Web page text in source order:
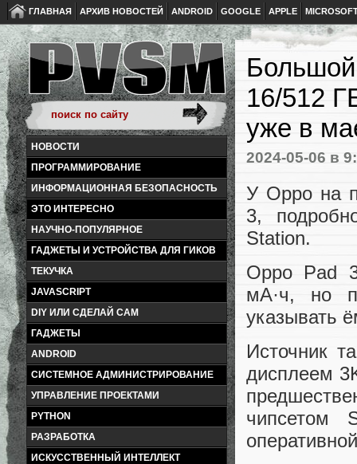
ГЛАВНАЯ АРХИВ НОВОСТЕЙ ANDROID GOOGLE APPLE
НОВОСТИ
ПРОГРАММИРОВАНИЕ
ИНФОРМАЦИОННАЯ БЕЗОПАСНОСТЬ
ЭТО ИНТЕРЕСНО
НАУЧНО-ПОПУЛЯРНОЕ
ГАДЖЕТЫ И УСТРОЙСТВА ДЛЯ ГИКОВ
ТЕКУЧКА
JAVASCRIPT
DIY ИЛИ СДЕЛАЙ САМ
ГАДЖЕТЫ
ANDROID
СИСТЕМНОЕ АДМИНИСТРИРОВАНИЕ
УПРАВЛЕНИЕ ПРОЕКТАМИ
PYTHON
РАЗРАБОТКА
ИСКУССТВЕННЫЙ ИНТЕЛЛЕКТ
Большой
16/512
уже в
2024-05-06 в
У Oppo на
3,
Station.
Oppo Pad
мА·ч, но
указывать
Источник
дисплеем